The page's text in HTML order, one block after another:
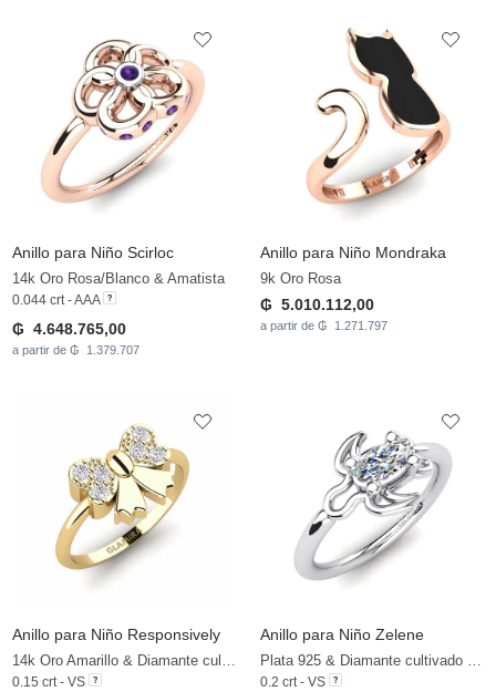
Anillo para Niño Scirloc
14k Oro Rosa/Blanco & Amatista
0.044 crt - AAA
₲ 4.648.765,00
a partir de ₲ 1.379.707
Anillo para Niño Mondraka
9k Oro Rosa
₲ 5.010.112,00
a partir de ₲ 1.271.797
Anillo para Niño Responsively
14k Oro Amarillo & Diamante cultivado en laboratorio
0.15 crt - VS
Anillo para Niño Zelene
Plata 925 & Diamante cultivado en laboratorio
0.2 crt - VS